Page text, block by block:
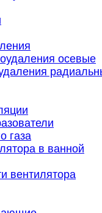
осевые
газа
в ванной
вентилятора